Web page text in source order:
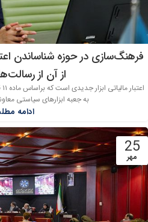
فرهنگ‌سازی در حوزه شناساندن
از آن از
به جعبه ابزارهای سیاستی
ادامه
25
مهر